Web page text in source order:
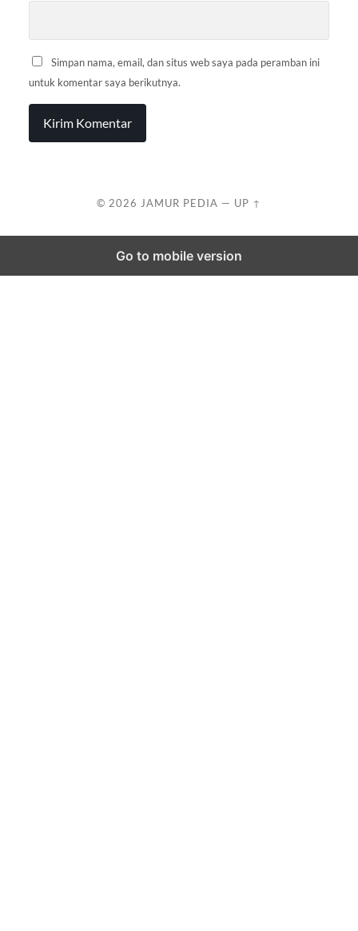
Simpan nama, email, dan situs web saya pada peramban ini
untuk komentar saya berikutnya.
© 2026 JAMUR PEDIA — UP ↑
Go to mobile version